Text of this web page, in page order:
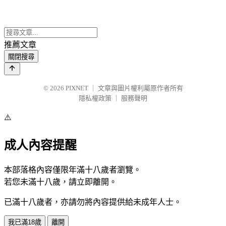
推薦文章
關閉搜尋
© 2026 PIXNET
文章與圖片權利屬原作者所有
隱私權政策
服務聲明
⚠️
成人內容提醒
本部落格內容僅限年滿十八歲者瀏覽。
若您未滿十八歲，請立即離開。
已滿十八歲者，亦請勿將內容提供給未成年人士。
我已滿18歲 離開